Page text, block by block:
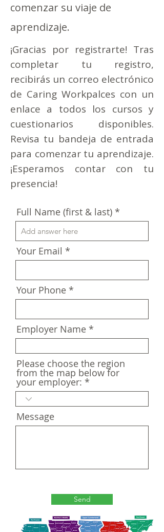
comenzar su viaje de
aprendizaje.
¡Gracias por registrarte! Tras
completar tu registro,
recibirás un correo electrónico
de Caring Workpalces con un
enlace a todos los cursos y
cuestionarios disponibles.
Revisa tu bandeja de entrada
para comenzar tu aprendizaje.
¡Esperamos contar con tu
presencia!
Full Name (first & last)
Your Email
Your Phone
Employer Name
Please choose the region
from the map below for
your employer:
Message
Send